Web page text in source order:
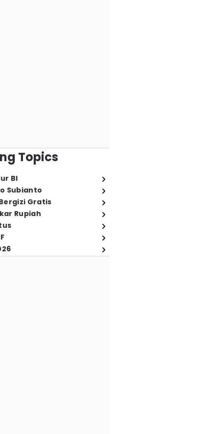
Topics
BI
Subianto
Gratis
Rupiah